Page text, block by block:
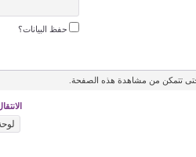
حفظ البيانات؟
تتمكن من مشاهدة هذه الصفحة.